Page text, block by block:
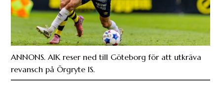
ANNONS. AIK reser ned till Göteborg för att utkräva
revansch på Örgryte IS.